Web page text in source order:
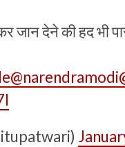
जान देने की हद भी
@narendramodi